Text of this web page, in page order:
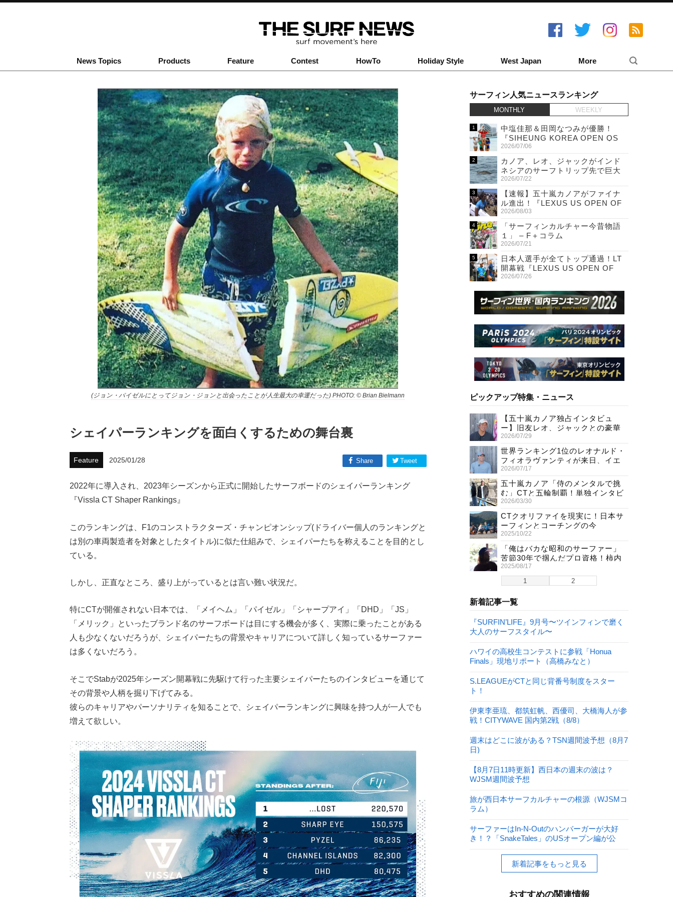
News Topics Products Feature Contest HowTo Holiday Style West Japan More
(ジョン・パイゼルにとってジョン・ジョンと出会ったことが人生最大の幸運だった) PHOTO: © Brian Bielmann
シェイパーランキングを面白くするための舞台裏
Feature 2025/01/28 Tweet
Share
2022年に導入され、2023年シーズンから正式に開始したサーフボードのシェイパーランキング
『Vissla CT Shaper Rankings』
このランキングは、F1のコンストラクターズ・チャンピオンシップ(ドライバー個人のランキングと
は別の車両製造者を対象としたタイトル)に似た仕組みで、シェイパーたちを称えることを目的とし
ている。
しかし、正直なところ、盛り上がっているとは言い難い状況だ。
特にCTが開催されない日本では、「メイヘム」「パイゼル」「シャープアイ」「DHD」「JS」
「メリック」といったブランド名のサーフボードは目にする機会が多く、実際に乗ったことがある
人も少なくないだろうが、シェイパーたちの背景やキャリアについて詳しく知っているサーファー
は多くないだろう。
そこでStabが2025年シーズン開幕戦に先駆けて行った主要シェイパーたちのインタビューを通じて
その背景や人柄を掘り下げてみる。
彼らのキャリアやパーソナリティを知ることで、シェイパーランキングに興味を持つ人が一人でも
増えて欲しい。
サーフィン人気ニュースランキング
MONTHLY WEEKLY
中塩佳那＆田岡なつみが優勝！
『SIHEUNG KOREA OPEN QS
6,000 & LQS』
2026/07/06
カノア、レオ、ジャックがインド
ネシアのサーフトリップ先で巨大
ワニと遭遇！
2026/07/22
【速報】五十嵐カノアがファイナ
ル進出！『LEXUS US OPEN OF
SURFING』
2026/08/03
「サーフィンカルチャー今昔物語
１」 – F＋コラム
2026/07/21
日本人選手が全てトップ通過！LT
開幕戦『LEXUS US OPEN OF
SURFING』初日
2026/07/26
ピックアップ特集・ニュース
1 2
【五十嵐カノア独占インタビュ
ー】旧友レオ、ジャックとの豪華
プライベートセッション
2026/07/29
世界ランキング1位のレオナルド・
フィオラヴァンティが来日、イエ
ロージャージ獲得直後の独占イン
タビュー
2026/07/17
五十嵐カノア「侍のメンタルで挑
む」CTと五輪制覇！単独インタビ
ューで熱弁
2026/03/30
CTクオリファイを現実に！日本サ
ーフィンとコーチングの今
2025/10/22
「俺はバカな昭和のサーファー」
苦節30年で掴んだプロ資格！柿内
聖文(54)の生き様
2025/08/17
新着記事一覧
『SURFIN’LIFE』9月号〜ツインフィンで磨く
大人のサーフスタイル〜
ハワイの高校生コンテストに参戦「Honua
Finals」現地リポート（高橋みなと）
S.LEAGUEがCTと同じ背番号制度をスター
ト！
伊東李亜琉、都筑虹帆、西優司、大橋海人が参
戦！CITYWAVE 国内第2戦（8/8）
週末はどこに波がある？TSN週間波予想（8月7
日)
【8月7日11時更新】西日本の週末の波は？
WJSM週間波予想
旅が西日本サーフカルチャーの根源（WJSMコ
ラム）
サーファーはIn-N-Outのハンバーガーが大好
き！？「SnakeTales」のUSオープン編が公
新着記事をもっと見る
おすすめの関連情報